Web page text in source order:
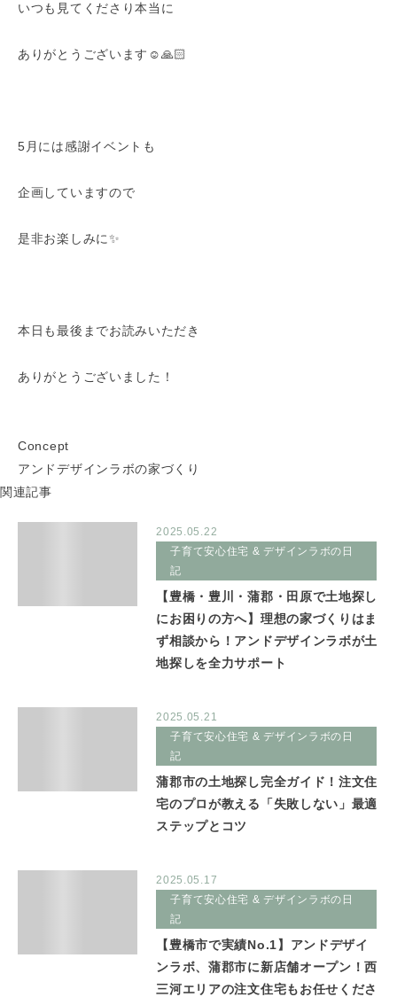
いつも見てくださり本当に
ありがとうございます☺️🙏🏻
5月には感謝イベントも
企画していますので
是非お楽しみに✨
本日も最後までお読みいただき
ありがとうございました！
Concept
アンドデザインラボの家づくり
関連記事
2025.05.22
子育て安心住宅 & デザインラボの日
記
【豊橋・豊川・蒲郡・田原で土地探し
にお困りの方へ】理想の家づくりはま
ず相談から！アンドデザインラボが土
地探しを全力サポート
2025.05.21
子育て安心住宅 & デザインラボの日
記
蒲郡市の土地探し完全ガイド！注文住
宅のプロが教える「失敗しない」最適
ステップとコツ
2025.05.17
子育て安心住宅 & デザインラボの日
記
【豊橋市で実績No.1】アンドデザイ
ンラボ、蒲郡市に新店舗オープン！西
三河エリアの注文住宅もお任せくださ